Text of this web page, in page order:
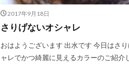
2017年9月18日
さりげないオシャレ
おはようございます 出水です 今日はさ
ャレでかつ綺麗に見えるカラーのご紹介